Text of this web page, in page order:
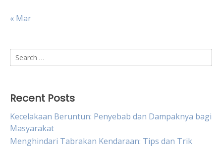
« Mar
Search
for:
Recent Posts
Kecelakaan Beruntun: Penyebab dan Dampaknya bagi
Masyarakat
Menghindari Tabrakan Kendaraan: Tips dan Trik